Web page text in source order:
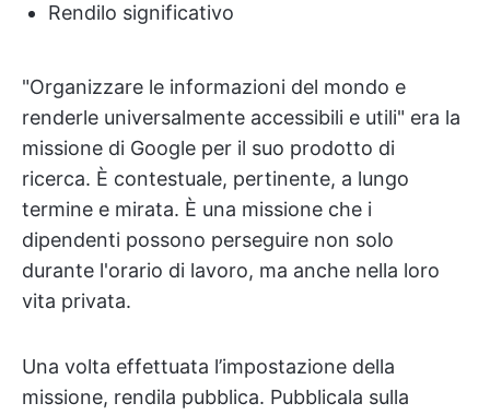
Rendilo significativo
"Organizzare le informazioni del mondo e
renderle universalmente accessibili e utili" era la
missione di Google per il suo prodotto di
ricerca. È contestuale, pertinente, a lungo
termine e mirata. È una missione che i
dipendenti possono perseguire non solo
durante l'orario di lavoro, ma anche nella loro
vita privata.
Una volta effettuata l’impostazione della
missione, rendila pubblica. Pubblicala sulla